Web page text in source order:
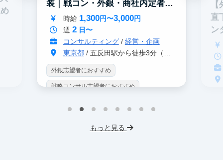
装｜戦コン・外銀・商社内定者多
数
時給 1,300円〜3,000円
週 2日〜
コンサルティング/ 経営・企画
東京都/ 五反田駅から徒歩3分（大崎駅から徒歩8分）
外銀志望者におすすめ
戦略コンサル志望者におすすめ
直
ン
もっと見る